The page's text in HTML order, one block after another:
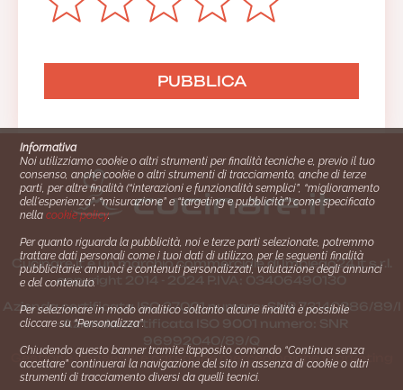
Cucinare.it è un marchio commerciale di Impiego24.it s.r.l.
copyright 2014 - 2024 P.IVA: 03406490130
Azienda certiﬁcata ISO 27001 numero: SNR 73140386/89/I
- Azienda certiﬁcata ISO 9001 numero: SNR
Gestione consensi e categorie merceologiche marketing
Informativa
Noi utilizziamo cookie o altri strumenti per finalità tecniche e, previo il tuo
consenso, anche cookie o altri strumenti di tracciamento, anche di terze
parti, per altre finalità (“interazioni e funzionalità semplici”, “miglioramento
dell'esperienza”, “misurazione” e “targeting e pubblicità”) come specificato
nellacookie policy.
Per quanto riguarda la pubblicità, noi e terze parti selezionate, potremmo
trattare dati personali come i tuoi dati di utilizzo, per le seguenti finalità
pubblicitarie: annunci e contenuti personalizzati, valutazione degli annunci
e del contenuto.
Per selezionare in modo analitico soltanto alcune finalità è possibile
cliccare su “Personalizza”.
Chiudendo questo banner tramite l’apposito comando “Continua senza
accettare” continuerai la navigazione del sito in assenza di cookie o altri
strumenti di tracciamento diversi da quelli tecnici.